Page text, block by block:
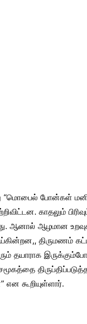
“மொபைல் போன்கள்
காதலும்
ஆனால் ஆழமான
திருமணம்
தயாராக
கூறியுள்ளார்.